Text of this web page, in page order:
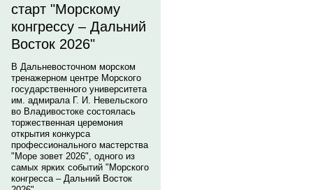
старт "Морскому
конгрессу – Дальний
Восток 2026"
В Дальневосточном морском
тренажерном центре Морского
государственного университета
им. адмирала Г. И. Невельского
во Владивостоке состоялась
торжественная церемония
открытия конкурса
профессионального мастерства
"Море зовет 2026", одного из
самых ярких событий "Морского
конгресса – Дальний Восток